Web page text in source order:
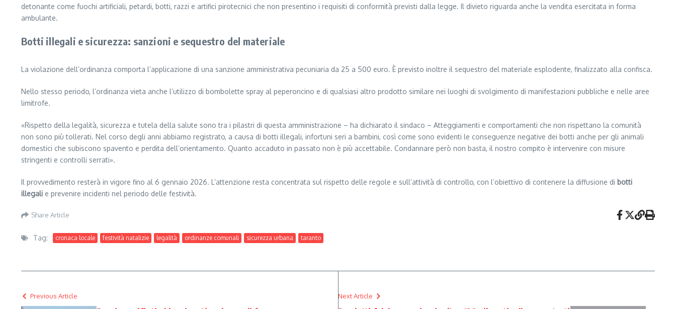
detonante come fuochi artificiali, petardi, botti, razzi e artifici pirotecnici che non presentino i requisiti di conformità previsti dalla legge. Il divieto riguarda anche la vendita esercitata in forma
ambulante.
Botti illegali e sicurezza: sanzioni e sequestro del materiale
La violazione dell’ordinanza comporta l’applicazione di una sanzione amministrativa pecuniaria da 25 a 500 euro. È previsto inoltre il sequestro del materiale esplodente, finalizzato alla confisca.
Nello stesso periodo, l’ordinanza vieta anche l’utilizzo di bombolette spray al peperoncino e di qualsiasi altro prodotto similare nei luoghi di svolgimento di manifestazioni pubbliche e nelle aree
limitrofe.
«Rispetto della legalità, sicurezza e tutela della salute sono tra i pilastri di questa amministrazione – ha dichiarato il sindaco – Atteggiamenti e comportamenti che non rispettano la comunità
non sono più tollerati. Nel corso degli anni abbiamo registrato, a causa di botti illegali, infortuni seri a bambini, così come sono evidenti le conseguenze negative dei botti anche per gli animali
domestici che subiscono spavento e perdita dell’orientamento. Quanto accaduto in passato non è più accettabile. Condannare però non basta, il nostro compito è intervenire con misure
stringenti e controlli serrati».
Il provvedimento resterà in vigore fino al 6 gennaio 2026. L’attenzione resta concentrata sul rispetto delle regole e sull’attività di controllo, con l’obiettivo di contenere la diffusione di botti
illegali e prevenire incidenti nel periodo delle festività.
Share Article
Tag: cronaca locale festività natalizie legalità ordinanze comunali sicurezza urbana taranto
Previous Article Next Article